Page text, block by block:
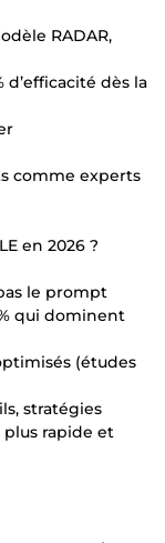
RADAR,
d’efficacité dès la
comme experts
en 2026 ?
le prompt
qui dominent
(études
stratégies
plus rapide et